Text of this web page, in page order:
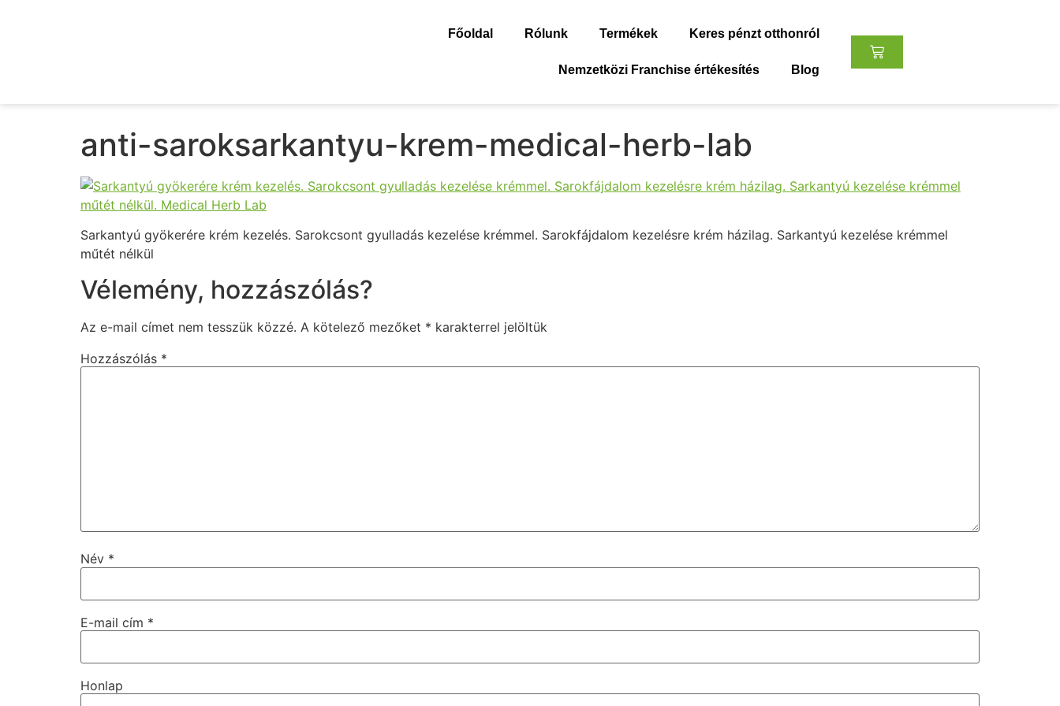
Főoldal Rólunk Termékek Keres pénzt otthonról
Nemzetközi Franchise értékesítés Blog
anti-saroksarkantyu-krem-medical-herb-lab
Sarkantyú gyökerére krém kezelés. Sarokcsont gyulladás kezelése krémmel. Sarokfájdalom kezelésre krém házilag. Sarkantyú kezelése krémmel
műtét nélkül
Vélemény, hozzászólás?
Az e-mail címet nem tesszük közzé. A kötelező mezőket * karakterrel jelöltük
Hozzászólás *
Név *
E-mail cím *
Honlap